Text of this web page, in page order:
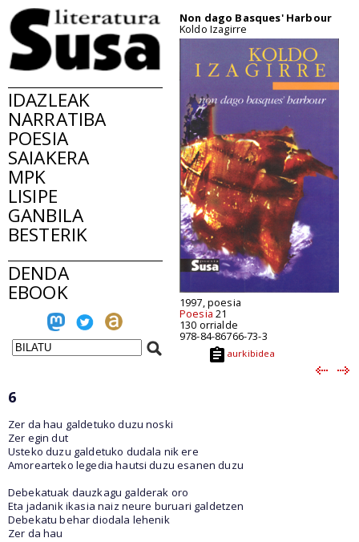
IDAZLEAK
NARRATIBA
POESIA
SAIAKERA
MPK
LISIPE
GANBILA
BESTERIK
DENDA
EBOOK
Non dago Basques' Harbour
Koldo Izagirre
1997, poesia
Poesia 21
130 orrialde
978-84-86766-73-3
aurkibidea
6
Zer da hau galdetuko duzu noski
Zer egin dut
Usteko duzu galdetuko dudala nik ere
Amorearteko legedia hautsi duzu esanen duzu
Debekatuak dauzkagu galderak oro
Eta jadanik ikasia naiz neure buruari galdetzen
Debekatu behar diodala lehenik
Zer da hau